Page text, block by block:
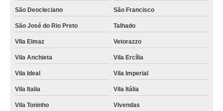
São Deocleciano São Francisco
São José do Rio Preto Talhado
VIla Elmaz Vetorazzo
Vila Anchieta Vila Ercília
Vila Ideal Vila Imperial
Vila Italia Vila Itália
Vila Toninho
Vivendas